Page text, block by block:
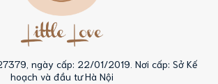
ngày cấp: 22/01/2019. Nơi cấp: Sở Kế
hoạch và đầu tư Hà Nội